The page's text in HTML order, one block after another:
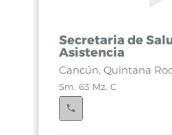
Secretaria de
Asistencia
Cancún, Quintana
Sm. 63 Mz. C